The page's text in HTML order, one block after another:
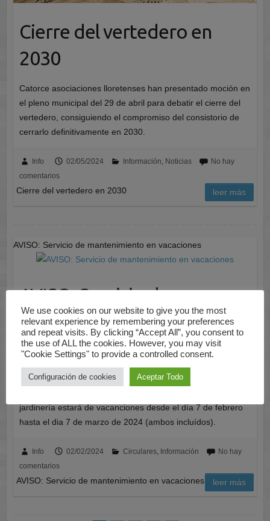
Cierre del vertedero en
2030
Catorce asociaciones lloretenses han presentado moción en
el pleno municipal del 29 de abril para debatir el cierre del
vertedero, consiguiendo el compromiso del consistorio de
cerrarlo definitivamente en 2030.
Info 02/05/2024 Información, Noticias
No hay
comentarios
Cierre del vertedero en 2030 leer más
AVISO: Servicio de mantenimiento en vacaciones
AVISO: Servicio de
mantenimiento en
vacaciones
Información a los Sres. propietarios: Se informa a todos los
jardinería estará de vacanciones desde el día 7 de febrero
hasta el dia 7 de marzo de 2024 (ambos incluídos).
Info 02/02/2024 Circulares, Información
No hay
comentarios
AVISO: Servicio de mantenimiento en vacaciones leer más
We use cookies on our website to give you the most
relevant experience by remembering your preferences
and repeat visits. By clicking “Accept All”, you consent to
the use of ALL the cookies. However, you may visit
"Cookie Settings" to provide a controlled consent.
Configuración de cookies Aceptar Todo